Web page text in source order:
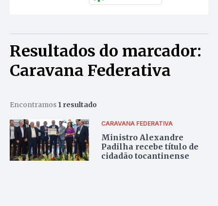
Resultados do marcador:
Caravana Federativa
Encontramos 1 resultado
CARAVANA FEDERATIVA
Ministro Alexandre
Padilha recebe título de
cidadão tocantinense